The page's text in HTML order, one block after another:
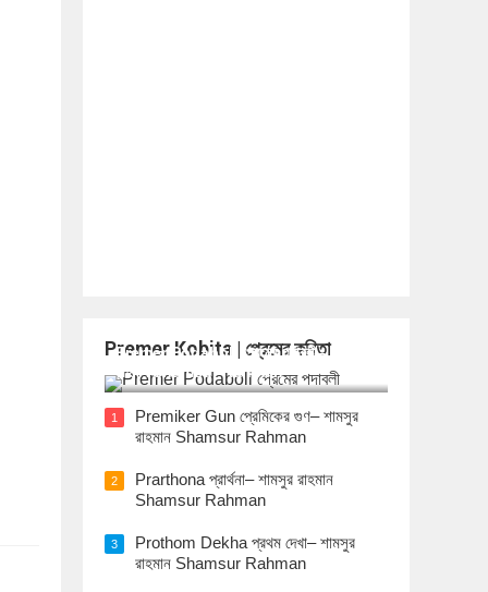
Premer Kobita | প্রেমের কবিতা
Premer Podaboli প্রেমের পদাবলী– শামসুর
রাহমান Shamsur Rahman
1
Premiker Gun প্রেমিকের গুণ– শামসুর
রাহমান Shamsur Rahman
2
Prarthona প্রার্থনা– শামসুর রাহমান
Shamsur Rahman
3
Prothom Dekha প্রথম দেখা– শামসুর
রাহমান Shamsur Rahman